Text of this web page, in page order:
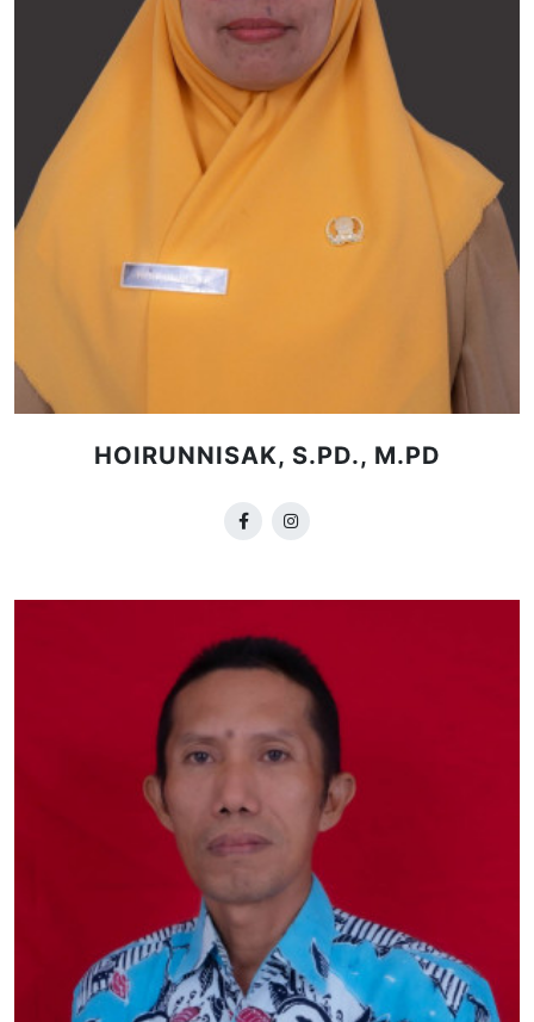
HOIRUNNISAK, S.PD., M.PD